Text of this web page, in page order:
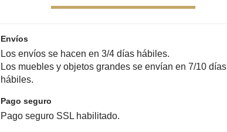
Envíos
Los envíos se hacen en 3/4 días hábiles.
Los muebles y objetos grandes se envían en 7/10 días
hábiles.
Pago seguro
Pago seguro SSL habilitado.